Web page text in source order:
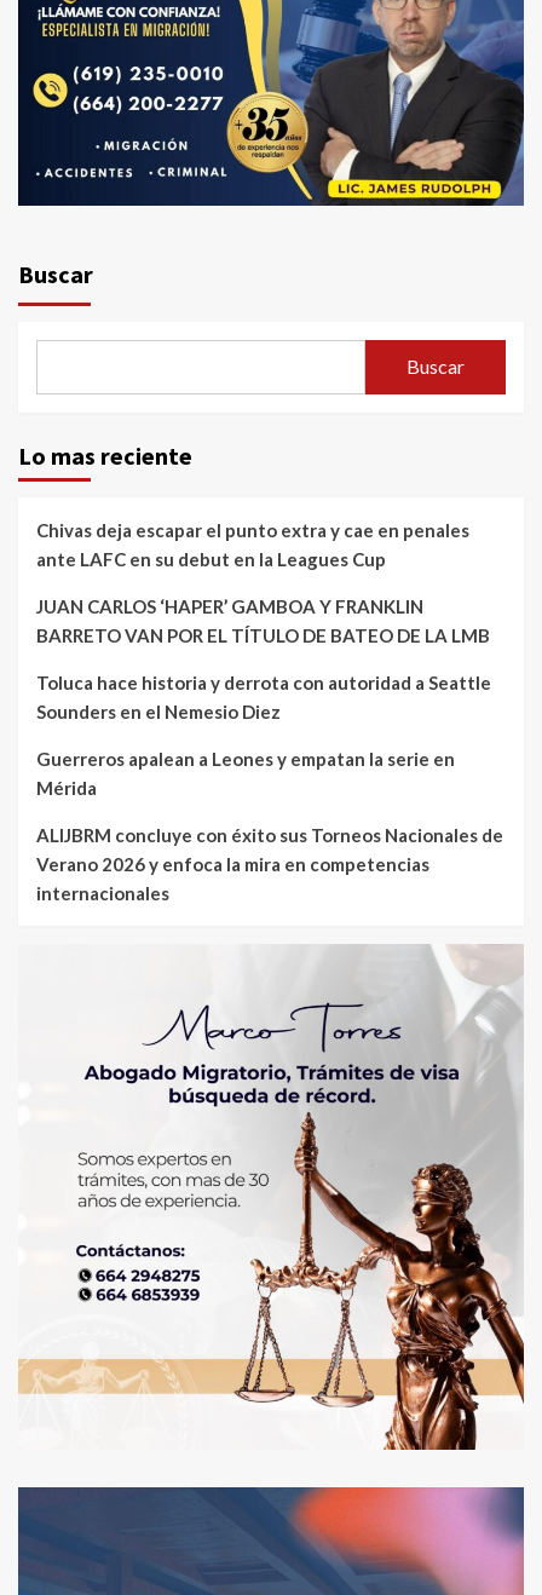
Buscar
Buscar
Lo mas reciente
Chivas deja escapar el punto extra y cae en penales
ante LAFC en su debut en la Leagues Cup
JUAN CARLOS ‘HAPER’ GAMBOA Y FRANKLIN
BARRETO VAN POR EL TÍTULO DE BATEO DE LA LMB
Toluca hace historia y derrota con autoridad a Seattle
Sounders en el Nemesio Diez
Guerreros apalean a Leones y empatan la serie en
Mérida
ALIJBRM concluye con éxito sus Torneos Nacionales de
Verano 2026 y enfoca la mira en competencias
internacionales